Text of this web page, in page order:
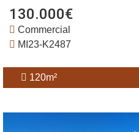
130.000€
Commercial
MI23-K2487
120m²